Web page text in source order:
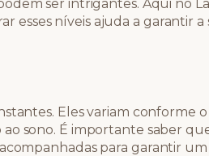
ser intrigantes. Aqui no
níveis ajuda a garantir a
Eles variam conforme
sono. É importante saber
para garantir